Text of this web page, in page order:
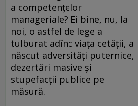
a competențelor
manageriale? Ei bine, nu, la
noi, o astfel de lege a
tulburat adînc viața cetății, a
născut adversități puternice,
dezertări masive și
stupefacții publice pe
măsură.